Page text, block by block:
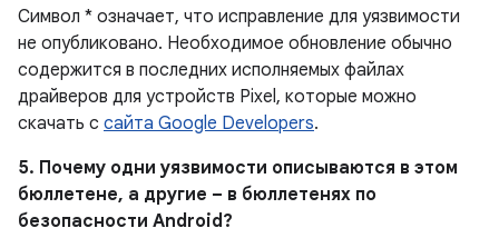
Символ * означает, что исправление для уязвимости
не опубликовано. Необходимое обновление обычно
содержится в последних исполняемых файлах
драйверов для устройств Pixel, которые можно
скачать с сайта Google Developers.
5. Почему одни уязвимости описываются в этом
бюллетене, а другие – в бюллетенях по
безопасности Android?